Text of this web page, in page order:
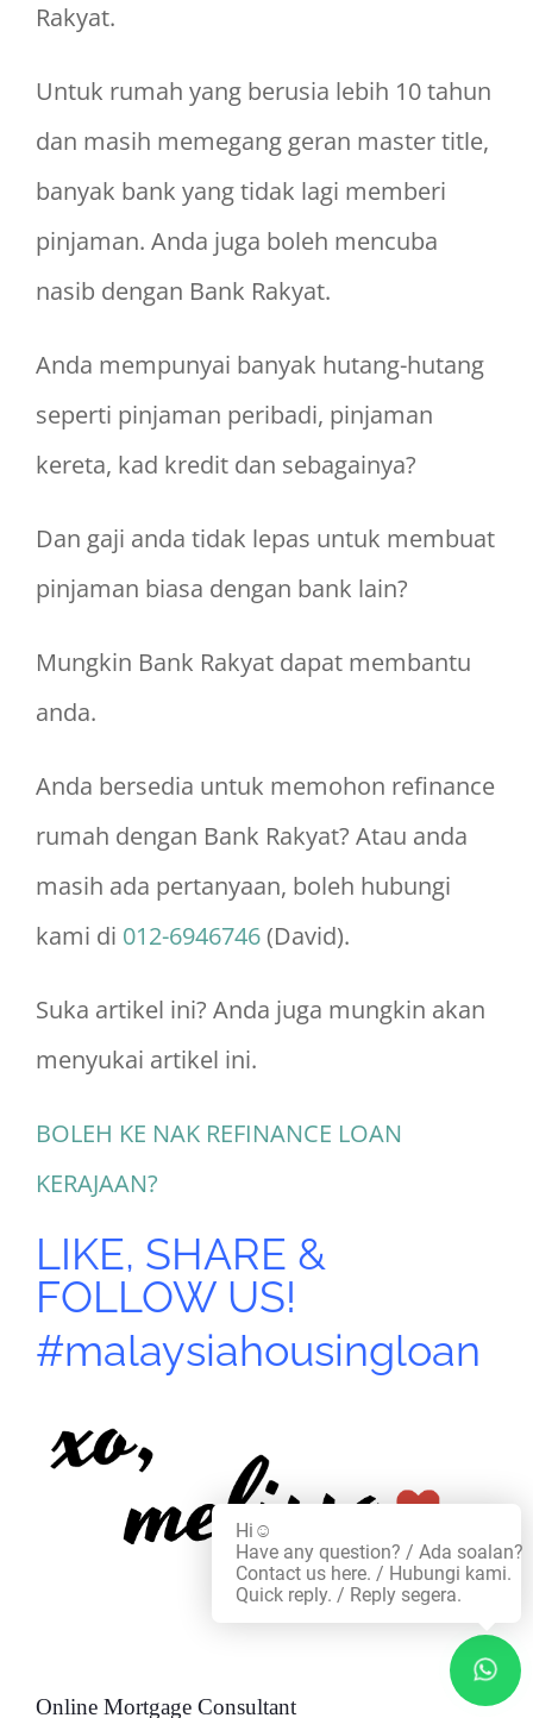
Rakyat.
Untuk rumah yang berusia lebih 10 tahun
dan masih memegang geran master title,
banyak bank yang tidak lagi memberi
pinjaman. Anda juga boleh mencuba
nasib dengan Bank Rakyat.
Anda mempunyai banyak hutang-hutang
seperti pinjaman peribadi, pinjaman
kereta, kad kredit dan sebagainya?
Dan gaji anda tidak lepas untuk membuat
pinjaman biasa dengan bank lain?
Mungkin Bank Rakyat dapat membantu
anda.
Anda bersedia untuk memohon refinance
rumah dengan Bank Rakyat? Atau anda
masih ada pertanyaan, boleh hubungi
kami di 012-6946746(David).
Suka artikel ini? Anda juga mungkin akan
menyukai artikel ini.
BOLEH KE NAK REFINANCE LOAN
KERAJAAN?
LIKE, SHARE &
FOLLOW US!
#malaysiahousingloan
Online Mortgage Consultant
Hi☺️
Have any question? / Ada soalan?
Contact us here. / Hubungi kami.
Quick reply. / Reply segera.